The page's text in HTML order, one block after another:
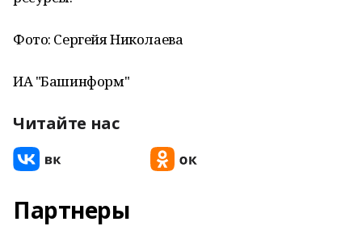
Фото: Сергейя Николаева
ИА "Башинформ"
Читайте нас
Партнеры